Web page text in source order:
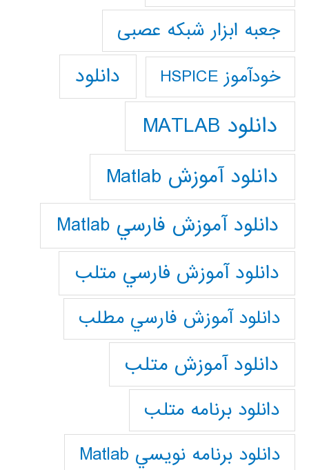
جعبه ابزار شبکه عصبی
خودآموز HSPICE دانلود
دانلود MATLAB
دانلود آموزش Matlab
دانلود آموزش فارسي Matlab
دانلود آموزش فارسي متلب
دانلود آموزش فارسي مطلب
دانلود آموزش متلب
دانلود برنامه متلب
دانلود برنامه نويسي Matlab